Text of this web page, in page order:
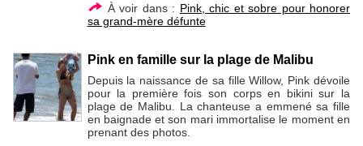
À voir dans : Pink, chic et sobre pour honorer
sa grand-mère défunte
Pink en famille sur la plage de Malibu
Depuis la naissance de sa fille Willow, Pink dévoile
pour la première fois son corps en bikini sur la
plage de Malibu. La chanteuse a emmené sa fille
en baignade et son mari immortalise le moment en
prenant des photos.